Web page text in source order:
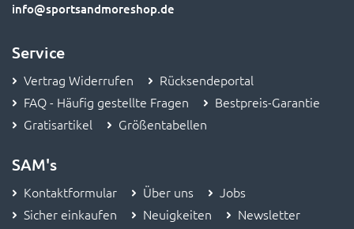
info@sportsandmoreshop.de
Service
Vertrag Widerrufen
Rücksendeportal
FAQ - Häufig gestellte Fragen
Bestpreis-Garantie
Gratisartikel
Größentabellen
SAM's
Kontaktformular Über uns
Jobs
Sicher einkaufen
Neuigkeiten
Newsletter